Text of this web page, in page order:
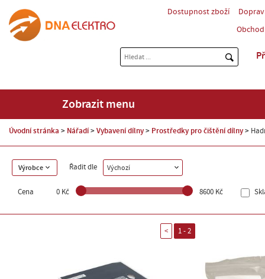
Dostupnost zboží
Zobrazit menu
Úvodní stránka Nářadí Vybavení dílny Prostředky pro čištění dílny
Výrobce Řadit dle Výchozí
Cena 0 Kč 8600 Kč
< 1 - 2